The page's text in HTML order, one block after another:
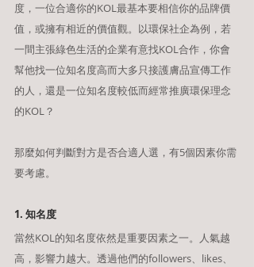
度，一位合適你的KOL最基本要相信你的品牌價
值，或擁有相近的價值觀。以環保社企為例，若
一間主張綠色生活的企業有意找KOL合作，你會
幫他找一位知名度高而大多只接護膚品宣傳工作
的人，還是一位知名度較低而經常推廣環保理念
的KOL？
那麼如何判斷對方是否合適人選，有5個因素你需
要考慮。
1. 知名度
當然KOL的知名度依然是重要因素之一。人氣越
高，影響力越大。透過他們的followers、likes、